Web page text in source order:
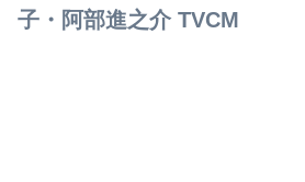
子・阿部進之介 TVCM